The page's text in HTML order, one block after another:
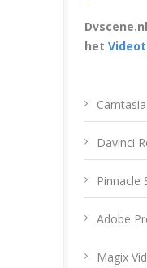
het
Davinci
Pinnacle
Adobe
Magix